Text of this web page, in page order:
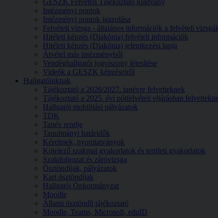
GESZK Felvételi Tájékoztató kiadvány
Intézményi pontok
Intézményi pontok igazolása
Felvételi vizsga - általános információk a felvételi
Hitéleti képzés (Diakónia) felvételi információk
Hitéleti képzés (Diakónia) jelentkezési lapja
Átvétel más intézményből
Vendéghallgatói jogviszony létesítése
Videók a GESZK képzéseiről
Hallgatóinknak
Tájékoztató a 2026/2027. tanévre felvetteknek
Tájékoztató a 2025. évi pótfelvételi eljárásban
Hallgatói mobilitási pályázatok
TDK
Tanév rendje
Tanulmányi határidők
Kérelmek, nyomtatványok
Kötelező szakmai gyakorlatok és területi gyakorlatok
Szakdolgozat és záróvizsga
Ösztöndíjak, pályázatok
Kari ösztöndíjak
Hallgatói Önkormányzat
Moodle
Állami ösztöndíj tájékoztató
Moodle, Teams, Microsoft, eduID